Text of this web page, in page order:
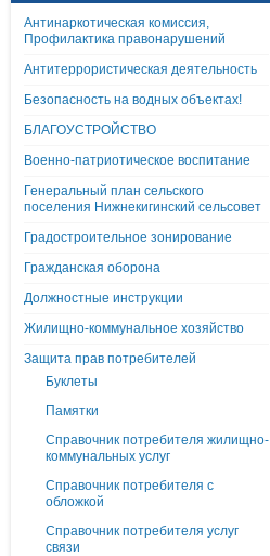
Антинаркотическая комиссия,
Профилактика правонарушений
Антитеррористическая деятельность
Безопасность на водных объектах!
БЛАГОУСТРОЙСТВО
Военно-патриотическое воспитание
Генеральный план сельского
поселения Нижнекигинский сельсовет
Градостроительное зонирование
Гражданская оборона
Должностные инструкции
Жилищно-коммунальное хозяйство
Защита прав потребителей
Буклеты
Памятки
Справочник потребителя жилищно-
коммунальных услуг
Справочник потребителя с
обложкой
Справочник потребителя услуг
связи